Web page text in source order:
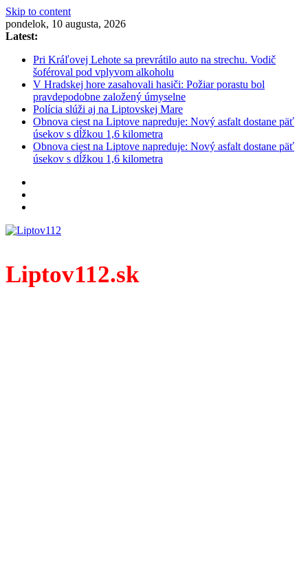
Skip to content
pondelok, 10 augusta, 2026
Latest:
Pri Kráľovej Lehote sa prevrátilo auto na strechu. Vodič
šoféroval pod vplyvom alkoholu
V Hradskej hore zasahovali hasiči: Požiar porastu bol
pravdepodobne založený úmyselne
Polícia slúži aj na Liptovskej Mare
Obnova ciest na Liptove napreduje: Nový asfalt dostane päť
úsekov s dĺžkou 1,6 kilometra
Obnova ciest na Liptove napreduje: Nový asfalt dostane päť
úsekov s dĺžkou 1,6 kilometra
Liptov112.sk